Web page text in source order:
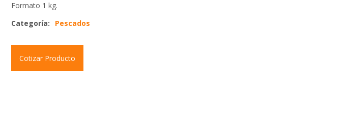
Formato 1 kg.
Categoría:
Pescados
Cotizar Producto